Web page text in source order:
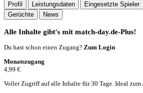
Profil Leistungsdaten Eingesetzte Spieler
Gerüchte
News
Alle Inhalte gibt's mit match-day.de-Plus!
Du hast schon einen Zugang? Zum Login
Monatszugang
4,99 €
Voller Zugriff auf alle Inhalte für 30 Tage. Ideal zum